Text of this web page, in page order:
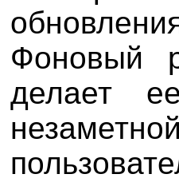
Фоновый
делает